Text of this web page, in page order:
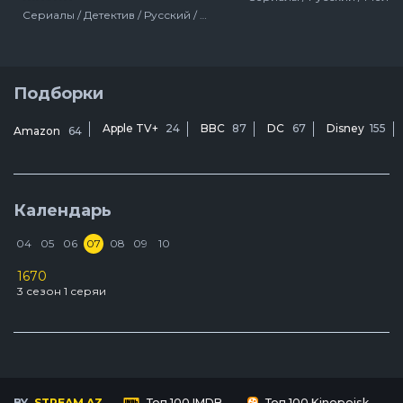
3 серия
Подборки
Amazon 64 Apple TV+ 24 BBC 87 DC 67 Disney 155
Календарь
04 05 06 07 08 09 10
1670
3 сезон 1 серяи